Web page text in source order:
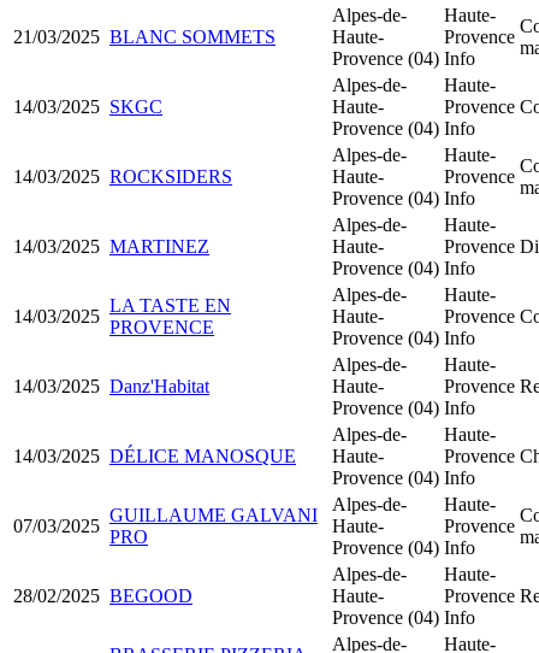
21/03/2025 BLANC SOMMETS
Alpes-de-
Haute-
Provence (04)
Haute-
Provence
Info
14/03/2025 SKGC
Alpes-de-
Haute-
Provence (04)
Haute-
Provence
Info
14/03/2025 ROCKSIDERS
Alpes-de-
Haute-
Provence (04)
Haute-
Provence
Info
14/03/2025 MARTINEZ
Alpes-de-
Haute-
Provence (04)
Haute-
Provence
Info
14/03/2025
LA TASTE EN
PROVENCE
Alpes-de-
Haute-
Provence (04)
Haute-
Provence
Info
14/03/2025 Danz'Habitat
Alpes-de-
Haute-
Provence (04)
Haute-
Provence
Info
14/03/2025 DÉLICE MANOSQUE
Alpes-de-
Haute-
Provence (04)
Haute-
Provence
Info
07/03/2025
GUILLAUME GALVANI
PRO
Alpes-de-
Haute-
Provence (04)
Haute-
Provence
Info
28/02/2025 BEGOOD
Alpes-de-
Haute-
Provence (04)
Haute-
Provence
Info
Alpes-de-
Haute-